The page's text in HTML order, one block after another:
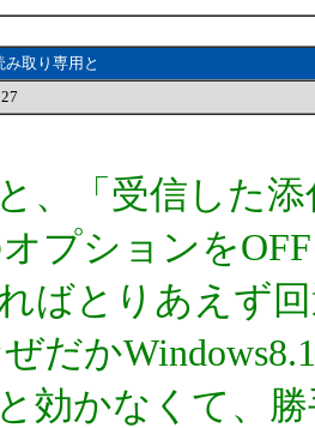
取り専用と
「受信した添
プションをOFF
ばとりあえず
だかWindows8.1
効かなくて、